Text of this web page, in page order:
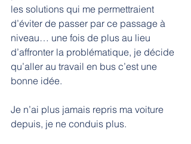
les solutions qui me permettraient
d’éviter de passer par ce passage à
niveau… une fois de plus au lieu
d’affronter la problématique, je décide
qu’aller au travail en bus c’est une
bonne idée.
Je n’ai plus jamais repris ma voiture
depuis, je ne conduis plus.